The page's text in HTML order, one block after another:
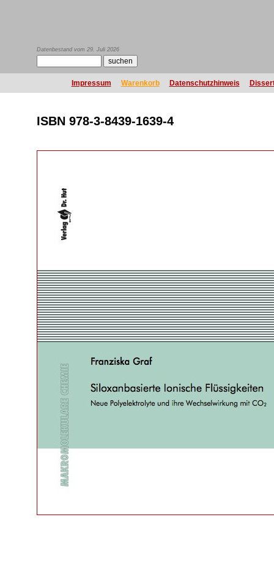
Datenbestand vom 29. Juli 2026
Impressum Warenkorb Datenschutzhinweis
ISBN 978-3-8439-1639-4